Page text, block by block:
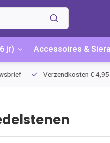
jr) Accessoires &
Verzendkosten € 4,95 /